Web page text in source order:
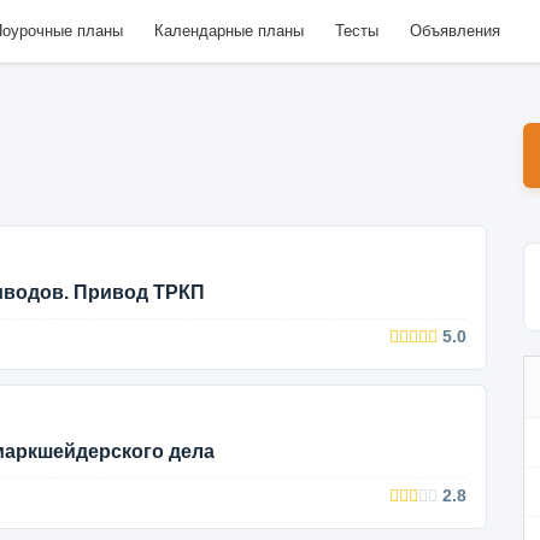
планы Календарные планы Тесты Объявления
Привод ТРКП
5.0
дела
2.8